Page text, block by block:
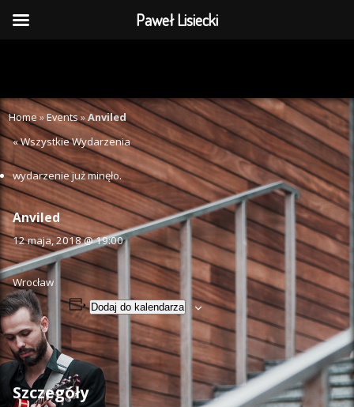
Home»Events»Anviled
« Wszystkie Wydarzenia
wydarzenie już minęło.
Anviled
12 maja, 2018 @ 19:00
Wrocław
Dodaj do kalendarza
Szczegóły
Paweł Lisiecki